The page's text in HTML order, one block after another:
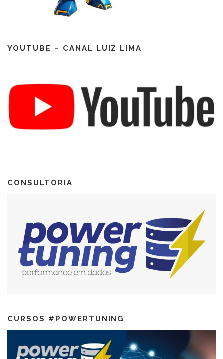
YOUTUBE – CANAL LUIZ LIMA
CONSULTORIA
CURSOS #POWERTUNING